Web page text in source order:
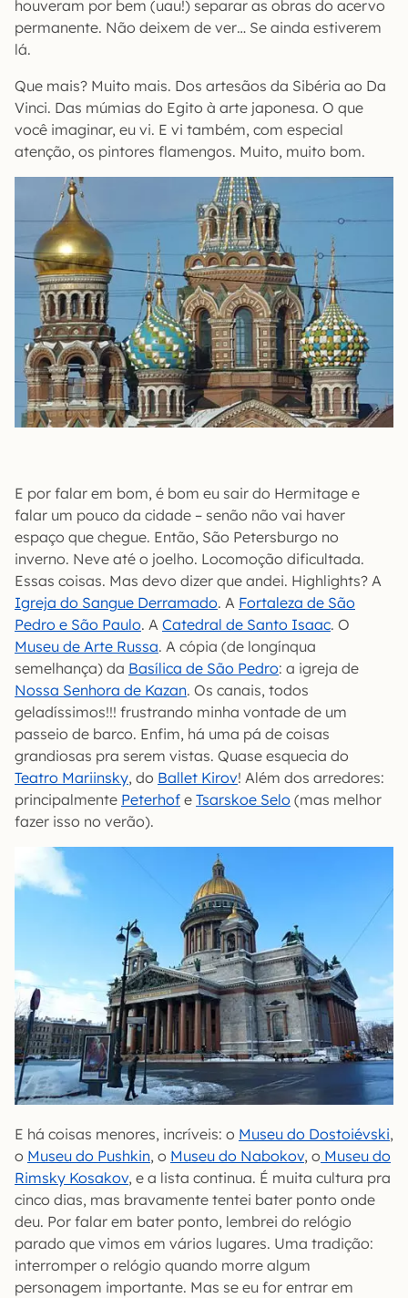
houveram por bem (uau!) separar as obras do acervo
permanente. Não deixem de ver… Se ainda estiverem
lá.
Que mais? Muito mais. Dos artesãos da Sibéria ao Da
Vinci. Das múmias do Egito à arte japonesa. O que
você imaginar, eu vi. E vi também, com especial
atenção, os pintores flamengos. Muito, muito bom.
E por falar em bom, é bom eu sair do Hermitage e
falar um pouco da cidade – senão não vai haver
espaço que chegue. Então, São Petersburgo no
inverno. Neve até o joelho. Locomoção dificultada.
Essas coisas. Mas devo dizer que andei. Highlights? A
Igreja do Sangue Derramado. A Fortaleza de São
Pedro e São Paulo. A Catedral de Santo Isaac. O
Museu de Arte Russa. A cópia (de longínqua
semelhança) da Basílica de São Pedro: a igreja de
Nossa Senhora de Kazan. Os canais, todos
geladíssimos!!! frustrando minha vontade de um
passeio de barco. Enfim, há uma pá de coisas
grandiosas pra serem vistas. Quase esquecia do
Teatro Mariinsky, do Ballet Kirov! Além dos arredores:
principalmente Peterhof e Tsarskoe Selo (mas melhor
fazer isso no verão).
E há coisas menores, incríveis: o Museu do Dostoiévski,
o Museu do Pushkin, o Museu do Nabokov, o Museu do
Rimsky Kosakov, e a lista continua. É muita cultura pra
cinco dias, mas bravamente tentei bater ponto onde
deu. Por falar em bater ponto, lembrei do relógio
parado que vimos em vários lugares. Uma tradição:
interromper o relógio quando morre algum
personagem importante. Mas se eu for entrar em